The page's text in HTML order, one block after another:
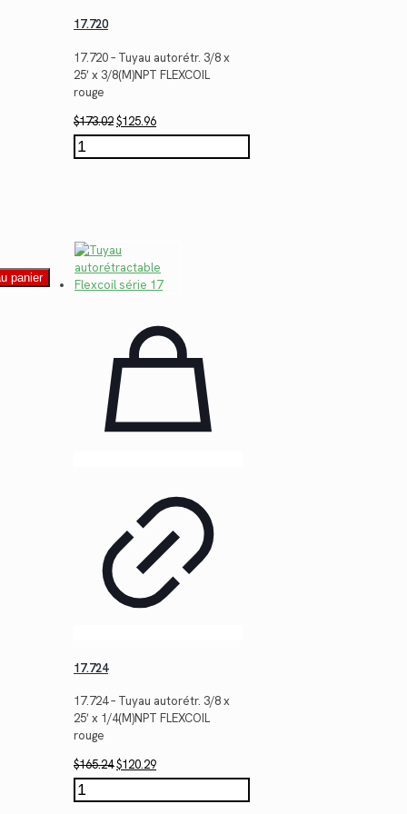
17.720
17.720 – Tuyau autorétr. 3/8 x
25′ x 3/8(M)NPT FLEXCOIL
rouge
$173.02Le
prix
initial
$125.96Le
prix
actuel
quantité
de
panier
17.724
17.724 – Tuyau autorétr. 3/8 x
25′ x 1/4(M)NPT FLEXCOIL
rouge
$165.24Le
prix
initial
$120.29Le
prix
actuel
quantité
de